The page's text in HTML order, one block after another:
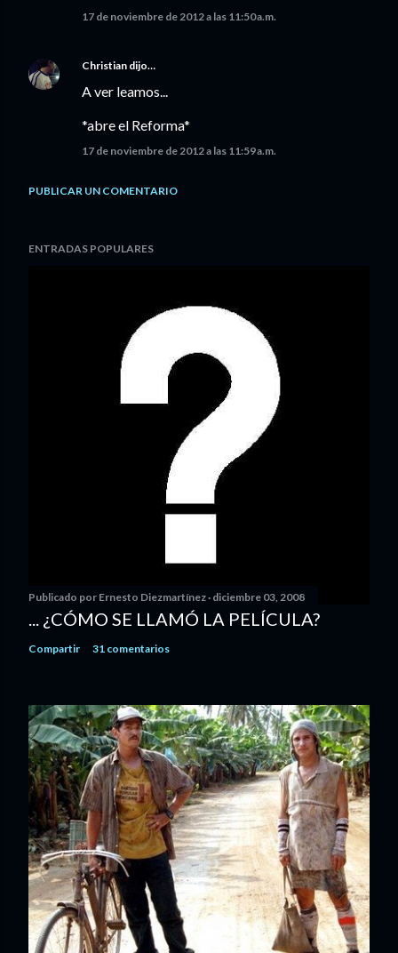
17 de noviembre de 2012 a las 11:50 a.m.
Christian dijo…
A ver leamos...
*abre el Reforma*
17 de noviembre de 2012 a las 11:59 a.m.
PUBLICAR UN COMENTARIO
ENTRADAS POPULARES
Publicado por Ernesto Diezmartínez diciembre 03, 2008
... ¿CÓMO SE LLAMÓ LA PELÍCULA?
Compartir 31 comentarios